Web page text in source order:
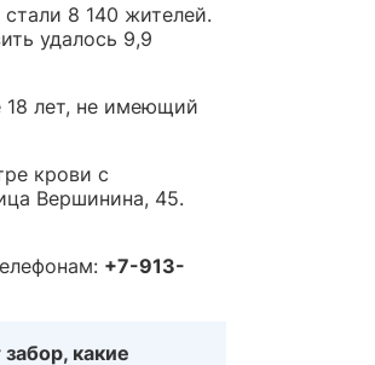
8 140 жителей.
удалось 9,9
лет, не имеющий
крови с
Вершинина, 45.
+7-913-
какие